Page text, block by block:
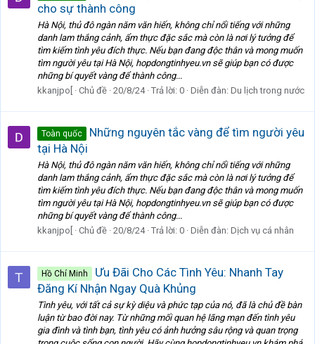
cho sự thành công
Hà Nội, thủ đô ngàn năm văn hiến, không chỉ nổi tiếng với những
danh lam thắng cảnh, ẩm thực đặc sắc mà còn là nơi lý tưởng để
tìm kiếm tình yêu đích thực. Nếu bạn đang độc thân và mong muốn
tìm người yêu tại Hà Nội, hopdongtinhyeu.vn sẽ giúp bạn có được
những bí quyết vàng để thành công...
kkanjpo[
Chủ đề 20/8/24 Trả lời: 0 Diễn đàn: Du lịch trong nước
Toàn quốc
Những nguyên tắc vàng để tìm người yêu
tại Hà Nội
Hà Nội, thủ đô ngàn năm văn hiến, không chỉ nổi tiếng với những
danh lam thắng cảnh, ẩm thực đặc sắc mà còn là nơi lý tưởng để
tìm kiếm tình yêu đích thực. Nếu bạn đang độc thân và mong muốn
tìm người yêu tại Hà Nội, hopdongtinhyeu.vn sẽ giúp bạn có được
những bí quyết vàng để thành công...
kkanjpo[
Chủ đề 20/8/24 Trả lời: 0 Diễn đàn: Dịch vụ cá nhân
T Hồ Chí Minh
Ưu Đãi Cho Các Tình Yêu: Nhanh Tay
Đăng Kí Nhận Ngay Quà Khủng
Tình yêu, với tất cả sự kỳ diệu và phức tạp của nó, đã là chủ đề bàn
luận từ bao đời nay. Từ những mối quan hệ lãng mạn đến tình yêu
gia đình và tình bạn, tình yêu có ảnh hưởng sâu rộng và quan trọng